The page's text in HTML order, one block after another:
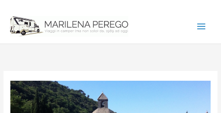
contenuto